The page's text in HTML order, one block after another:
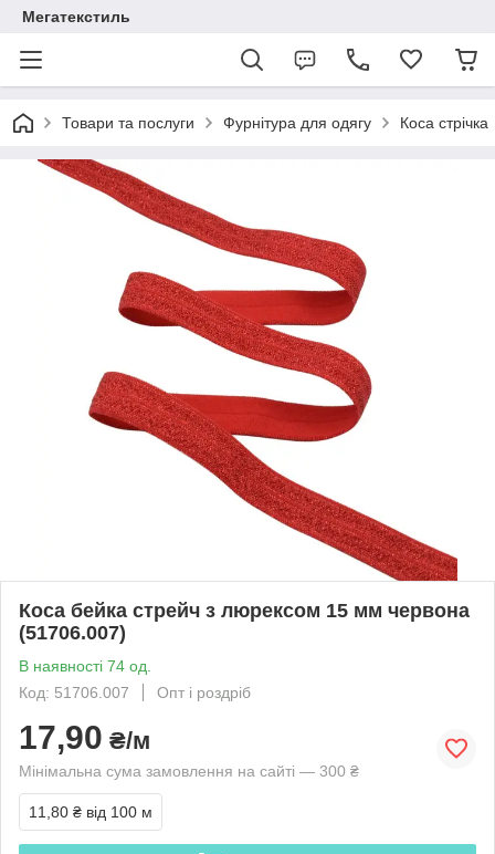
Мегатекстиль
Товари та послуги Фурнітура для одягу Коса стрічка
Коса бейка стрейч з люрексом 15 мм червона
(51706.007)
В наявності 74 од.
Код: 51706.007
Опт і роздріб
17,90 ₴/м
Мінімальна сума замовлення на сайті — 300 ₴
11,80 ₴ від 100 м